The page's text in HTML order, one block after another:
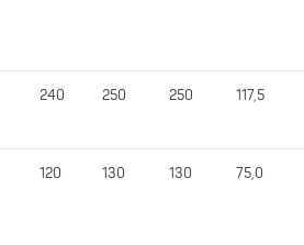
240 250 250 117,5
120 130 130 75,0